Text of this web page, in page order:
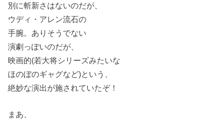
別に斬新さはないのだが、
ウディ・アレン流石の
手腕。ありそうでない
演劇っぽいのだが、
映画的(若大将シリーズみたいな
ほのぼのギャグなど)という、
絶妙な演出が施されていたぞ！
まあ、